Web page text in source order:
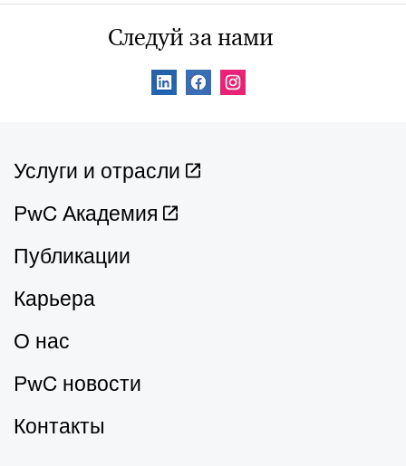
Следуй за нами
Услуги и отрасли
PwC Академия
Публикации
Карьера
О нас
PwC новости
Контакты